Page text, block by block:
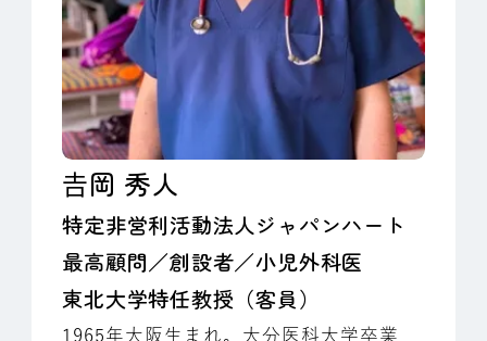
𠮷岡 秀人
特定非営利活動法人ジャパンハート
最高顧問／創設者／小児外科医
東北大学特任教授（客員）
1965年大阪生まれ。大分医科大学卒業